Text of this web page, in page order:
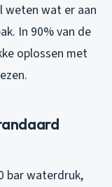
weten wat er aan
In 90% van de
oplossen met
bar waterdruk,